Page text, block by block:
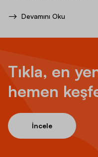
Devamını Oku
Tıkla, en
hemen
İncele